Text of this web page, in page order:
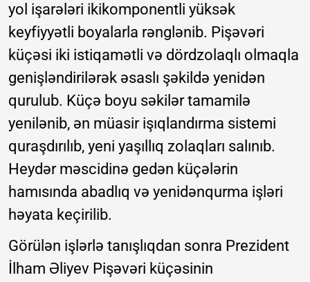
yol işarələri ikikomponentli yüksək
keyfiyyətli boyalarla rənglənib. Pişəvəri
küçəsi iki istiqamətli və dördzolaqlı olmaqla
genişləndirilərək əsaslı şəkildə yenidən
qurulub. Küçə boyu səkilər tamamilə
yenilənib, ən müasir işıqlandırma sistemi
quraşdırılıb, yeni yaşıllıq zolaqları salınıb.
Heydər məscidinə gedən küçələrin
hamısında abadlıq və yenidənqurma işləri
həyata keçirilib.
Görülən işlərlə tanışlıqdan sonra Prezident
İlham Əliyev Pişəvəri küçəsinin